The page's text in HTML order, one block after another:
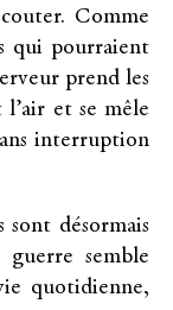
Comme
qui pourraient
prend les
l’air et se mêle
interruption
désormais
guerre semble
quotidienne,